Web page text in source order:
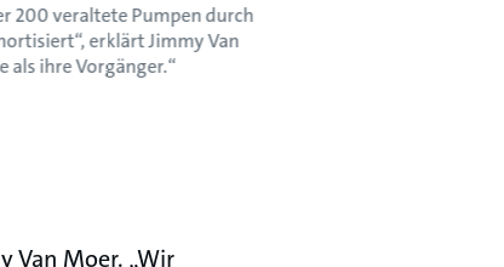
200 veraltete Pumpen durch
erklärt Jimmy Van
als ihre Vorgänger.“
Van Moer. „Wir